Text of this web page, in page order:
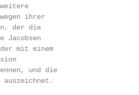
ihrer
der die
Jacobsen
mit einem
und die